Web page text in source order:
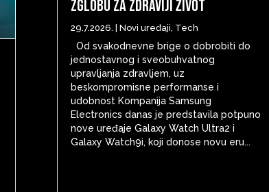
zglobu za zdraviji život
29.7.2026. | Novi uređaji Tech
Od svakodnevne brige o dobrobiti do
jednostavnog i sveobuhvatnog
upravljanja zdravljem, uz
beskompromisne performanse i
udobnost Kompanija Samsung
Electronics danas je predstavila potpuno
nove uređaje Galaxy Watch Ultra2 i
Galaxy Watch9i, koji donose novu eru...